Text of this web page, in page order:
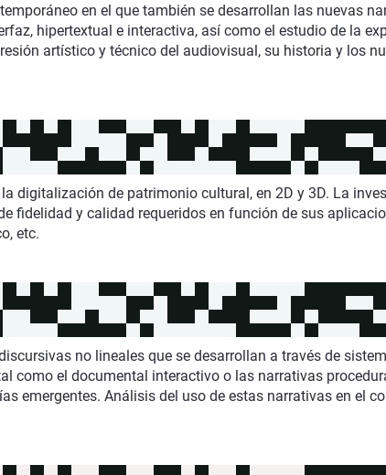
en el que también se desarrollan las nuevas
hipertextual e interactiva, así como el estudio de la
artístico y técnico del audiovisual, su historia y los
digitalización de patrimonio cultural, en 2D y 3D. La
fidelidad y calidad requeridos en función de sus
etc.
no lineales que se desarrollan a través de
como el documental interactivo o las narrativas
emergentes. Análisis del uso de estas narrativas en el